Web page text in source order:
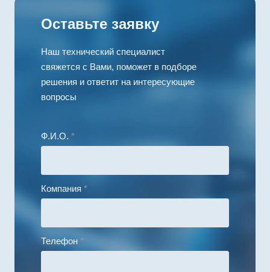
Оставьте заявку
Наш технический специалист
свяжется с Вами, поможет в подборе
решения и ответит на интересующие
вопросы
Ф.И.О. *
Компания *
Телефон *